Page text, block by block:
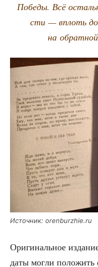
Побе­ды. Всё
сти — вплоть
на
Источ­ник: orenburzhie.ru
Ори­ги­наль­ное
да­ты мог­ли поло­жить